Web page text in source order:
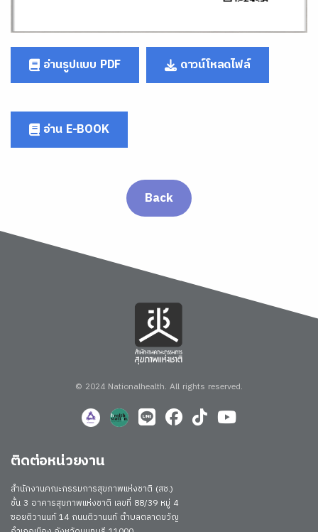
อ่านรูปแบบ PDF ดาวน์โหลดไฟล์
อ่าน E-BOOK
Back
© 2024 Nationalhealth. All rights reserved.
ติดต่อหน่วยงาน
สำนักงานคณะกรรมการสุขภาพแห่งชาติ (สช.)
ชั้น 3 อาคารสุขภาพแห่งชาติ เลขที่ 88/39 หมู่ 4
ซอยติวานนท์ 14 ถนนติวานนท์ ตำบลตลาดขวัญ